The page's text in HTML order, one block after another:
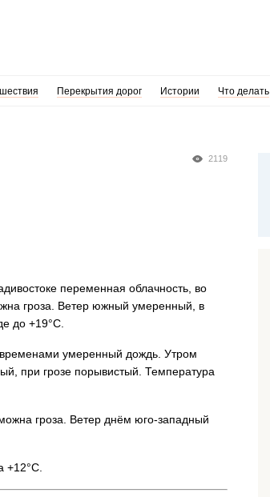
Перекрытия дорог Истории Что делать
2119
переменная облачность, во
гроза. Ветер южный умеренный, в
до +19°C.
временами умеренный дождь. Утром
при грозе порывистый. Температура
гроза. Ветер днём юго-западный
+12°C.